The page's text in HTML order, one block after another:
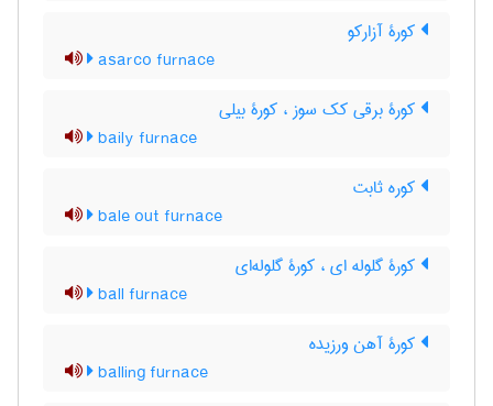
کورۀ آزارکو
asarco furnace
کورۀ برقی کک سوز ، کورۀ بیلی
baily furnace
کوره ثابت
bale out furnace
کورۀ گلوله ای ، کورۀ گلوله‌ای
ball furnace
کورۀ آهن ورزیده
balling furnace